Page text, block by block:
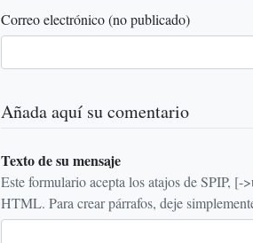
Correo electrónico (no publicado)
Añada aquí su comentario
Texto de su mensaje
Este formulario acepta los atajos de SPIP, [-
HTML. Para crear párrafos, deje